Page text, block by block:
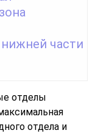
части
отделы
отдела и